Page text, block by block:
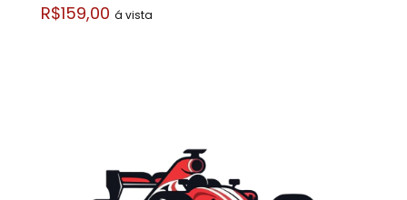
R$159,00 á vista